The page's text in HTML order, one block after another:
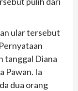
ular tersebut
tanggal Diana
Pawan. Ia
dua orang